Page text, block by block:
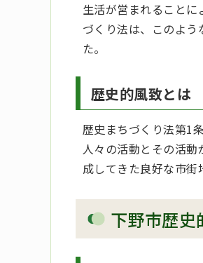
生活が営まれること
づくり法は、このよ
た。
歴史的風致とは
歴史まちづくり法第1
人々の活動とその活
成してきた良好な市街
下野市歴史